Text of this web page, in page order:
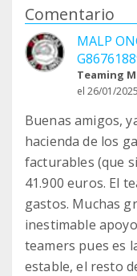
Comentario
MALP
Teaming
el 26/01/
Buenas amigos,
hacienda de los
facturables (que
41.900 euros. El
gastos. Muchas
inestimable
teamers pues es
estable, el resto